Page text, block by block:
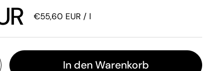
Stückpreis
€55,60 EUR / l
In den Warenkorb